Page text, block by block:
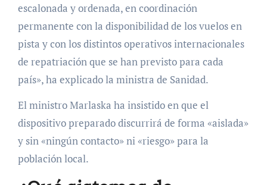
escalonada y ordenada, en coordinación
permanente con la disponibilidad de los vuelos en
pista y con los distintos operativos internacionales
de repatriación que se han previsto para cada
país», ha explicado la ministra de Sanidad.
El ministro Marlaska ha insistido en que el
dispositivo preparado discurrirá de forma «aislada»
y sin «ningún contacto» ni «riesgo» para la
población local.